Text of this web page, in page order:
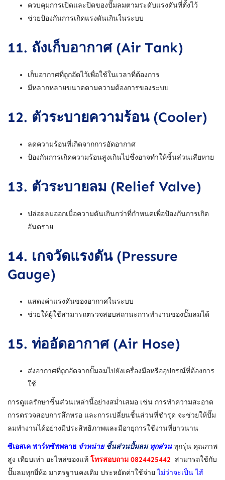
ควบคุมการเปิดและปิดของปั๊มลมตามระดับแรงดันที่ตั้งไว้
ช่วยป้องกันการเกิดแรงดันเกินในระบบ
11. ถังเก็บอากาศ (Air Tank)
เก็บอากาศที่ถูกอัดไว้เพื่อใช้ในเวลาที่ต้องการ
มีหลากหลายขนาดตามความต้องการของระบบ
12. ตัวระบายความร้อน (Cooler)
ลดความร้อนที่เกิดจากการอัดอากาศ
ป้องกันการเกิดความร้อนสูงเกินไปซึ่งอาจทำให้ชิ้นส่วนเสียหาย
13. ตัวระบายลม (Relief Valve)
ปล่อยลมออกเมื่อความดันเกินกว่าที่กำหนดเพื่อป้องกันการเกิด
อันตราย
14. เกจวัดแรงดัน (Pressure
Gauge)
แสดงค่าแรงดันของอากาศในระบบ
ช่วยให้ผู้ใช้สามารถตรวจสอบสถานะการทำงานของปั๊มลมได้
15. ท่ออัดอากาศ (Air Hose)
ส่งอากาศที่ถูกอัดจากปั๊มลมไปยังเครื่องมือหรืออุปกรณ์ที่ต้องการ
ใช้
การดูแลรักษาชิ้นส่วนเหล่านี้อย่างสม่ำเสมอ เช่น การทำความสะอาด
การตรวจสอบการสึกหรอ และการเปลี่ยนชิ้นส่วนที่ชำรุด จะช่วยให้ปั๊ม
ลมทำงานได้อย่างมีประสิทธิภาพและมีอายุการใช้งานที่ยาวนาน
ซีเอสเค พาร์ทซัพพลาย จำหน่าย ชิ้นส่วนปั้มลมทุกส่วนทุกรุ่น คุณภาพ
สูง เทียบเท่า อะไหล่ของแท้ โทรสอบถาม 0824425442 สามารถใช้กับ
ปั๊มลมทุกยี่ห้อ มาตรฐานคงเดิม ประหยัดค่าใช้จ่าย ไม่ว่าจะเป็น ไส้